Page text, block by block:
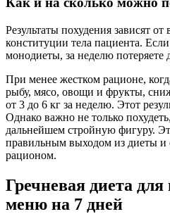
Результаты похудения зависят
конституции тела пациента.
монодиеты, за неделю потеряете
При менее жестком рационе,
рыбу, мясо, овощи и фрукты,
от 3 до 6 кг за неделю. Этот
Однако важно не только
дальнейшем стройную фигуру.
правильным выходом из диеты и
рационом.
Гречневая диета
меню на 7 дней